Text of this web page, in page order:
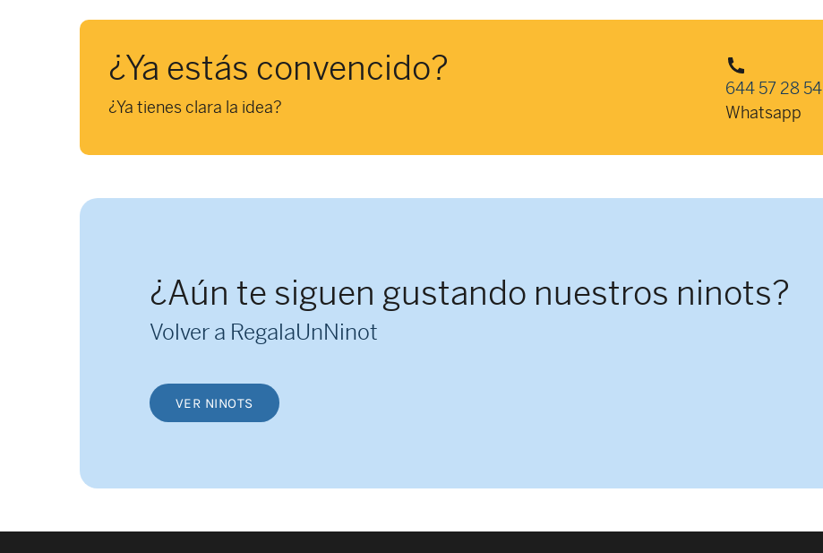
¿Ya estás convencido?
¿Ya tienes clara la idea?
644 57 28 54
Whatsapp
¿Aún te siguen gustando nuestros ninots?
Volver a RegalaUnNinot
VER NINOTS